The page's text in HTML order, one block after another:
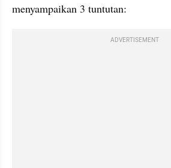
menyampaikan 3 tuntutan:
ADVERTISEMENT